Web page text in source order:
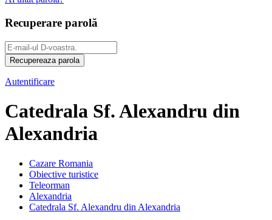
Recuperare parolă
Autentificare
Catedrala Sf. Alexandru din
Alexandria
Cazare Romania
Obiective turistice
Teleorman
Alexandria
Catedrala Sf. Alexandru din Alexandria